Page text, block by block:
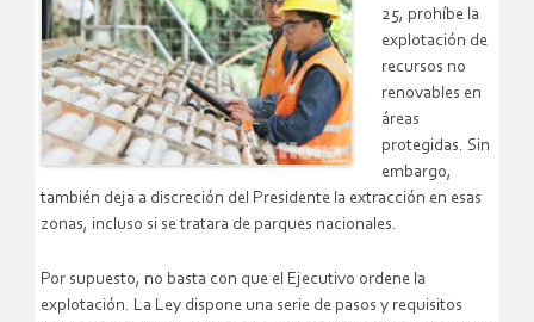
25, prohíbe la
explotación de
recursos no
renovables en
áreas
protegidas. Sin
embargo,
también deja a discreción del Presidente la extracción en esas
zonas, incluso si se tratara de parques nacionales.
Por supuesto, no basta con que el Ejecutivo ordene la
explotación. La Ley dispone una serie de pasos y requisitos